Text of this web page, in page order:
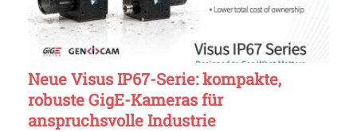
Neue Visus IP67-Serie: kompakte,
robuste GigE-Kameras für
anspruchsvolle Industrie